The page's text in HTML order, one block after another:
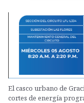
El casco urbano de
cortes de energía